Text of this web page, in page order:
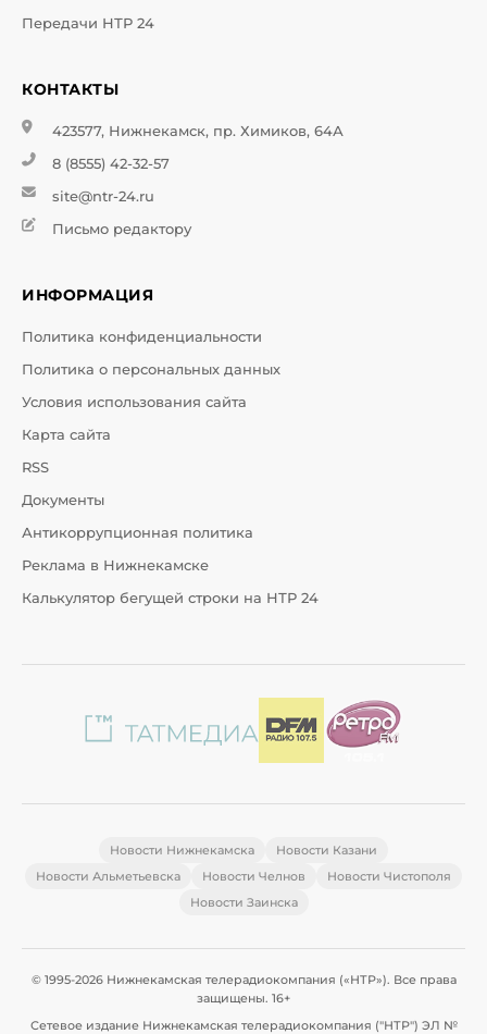
Передачи НТР 24
КОНТАКТЫ
423577, Нижнекамск, пр. Химиков, 64А
8 (8555) 42-32-57
site@ntr-24.ru
Письмо редактору
ИНФОРМАЦИЯ
Политика конфиденциальности
Политика о персональных данных
Условия использования сайта
Карта сайта
RSS
Документы
Антикоррупционная политика
Реклама в Нижнекамске
Калькулятор бегущей строки на НТР 24
Новости Нижнекамска
Новости Казани
Новости Альметьевска
Новости Челнов
Новости Чистополя
Новости Заинска
© 1995-2026 Нижнекамская телерадиокомпания («НТР»). Все права
защищены. 16+
Сетевое издание Нижнекамская телерадиокомпания ("НТР") ЭЛ №